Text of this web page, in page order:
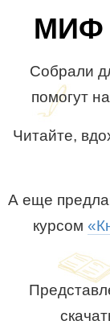
МИФ
Собрали
помогут
Читайте,
А еще
курсом